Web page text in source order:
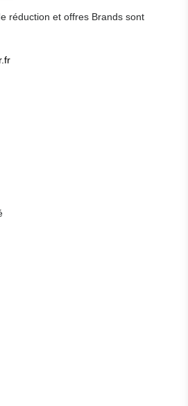
réduction et offres Brands sont